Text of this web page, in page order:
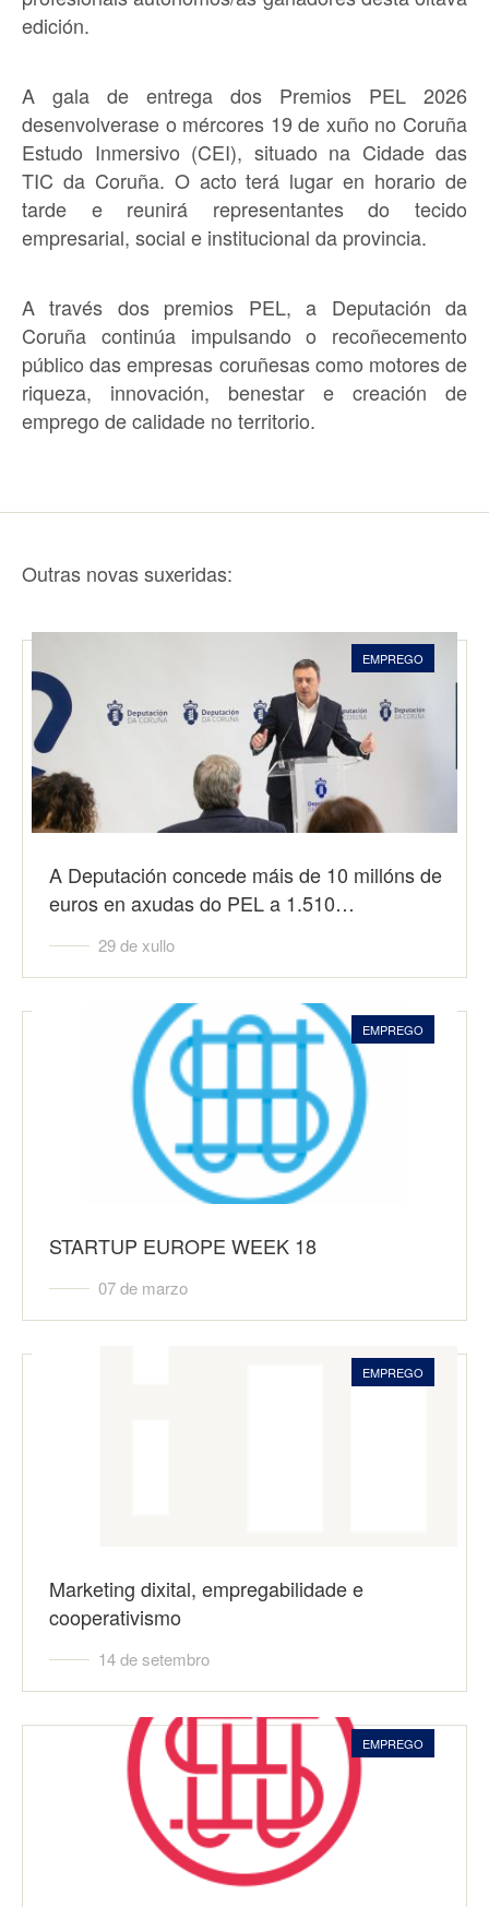
edición.
A gala de entrega dos Premios PEL 2026
desenvolverase o mércores 19 de xuño no Coruña
Estudo Inmersivo (CEI), situado na Cidade das
TIC da Coruña. O acto terá lugar en horario de
tarde e reunirá representantes do tecido
empresarial, social e institucional da provincia.
A través dos premios PEL, a Deputación da
Coruña continúa impulsando o recoñecemento
público das empresas coruñesas como motores de
riqueza, innovación, benestar e creación de
emprego de calidade no territorio.
Outras novas suxeridas:
EMPREGO
A Deputación concede máis de 10 millóns de
euros en axudas do PEL a 1.510…
29 de xullo
EMPREGO
STARTUP EUROPE WEEK 18
07 de marzo
EMPREGO
Marketing dixital, empregabilidade e
cooperativismo
14 de setembro
EMPREGO